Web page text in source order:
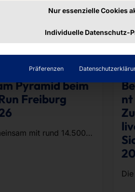
07/2026
Pyramid beim
Freiburg
mit rund 14.500
nt
Nur essenzielle Cookies
Individuelle Datenschutz-
Präferenzen